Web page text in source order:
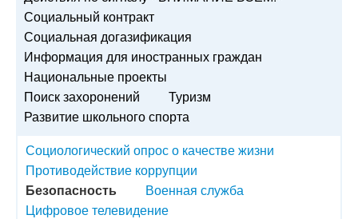
Социальный контракт
Социальная догазификация
Информация для иностранных граждан
Национальные проекты
Поиск захоронений
Туризм
Развитие школьного спорта
Социологический опрос о качестве жизни
Противодействие коррупции
Безопасность
Военная служба
Цифровое телевидение